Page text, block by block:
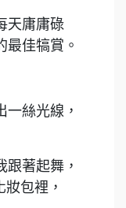
天庸庸碌
最佳犒賞。
絲光線，
著起舞，
包裡，